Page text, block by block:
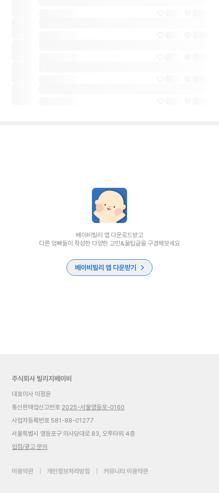
베이비빌리 앱 다운로드받고
다른 엄빠들이 작성한 다양한 고민&꿀팁글을 구경해보세요
베이비빌리 앱 다운받기
주식회사 빌리지베이비
대표이사 이정윤
통신판매업신고번호 2025-서울영등포-0160
사업자등록번호 581-88-01277
서울특별시 영등포구 의사당대로 83, 오투타워 4층
입점/광고 문의
이용약관 개인정보처리방침 커뮤니티 이용약관